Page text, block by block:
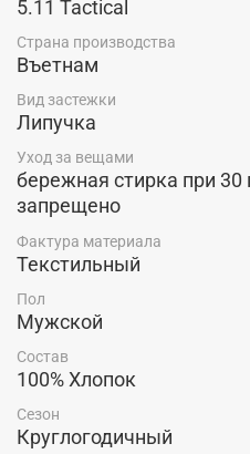
5.11 Tactical
Страна производства
Въетнам
Вид застежки
Липучка
Уход за вещами
бережная стирка при 30
запрещено
Фактура материала
Текстильный
Пол
Мужской
Состав
100% Хлопок
Сезон
Круглогодичный